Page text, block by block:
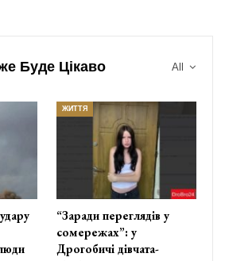
All
Буде Цікаво
ЖИТТЯ
“Заради переглядів у
сомережах”: у
Дрогобичі дівчата-